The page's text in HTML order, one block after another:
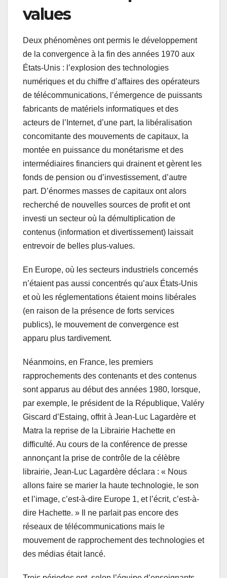
values
Deux phénomènes ont permis le développement
de la convergence à la fin des années 1970 aux
États-Unis : l’explosion des technologies
numériques et du chiffre d’affaires des opérateurs
de télécommunications, l’émergence de puissants
fabricants de matériels informatiques et des
acteurs de l’Internet, d’une part, la libéralisation
concomitante des mouvements de capitaux, la
montée en puissance du monétarisme et des
intermédiaires financiers qui drainent et gèrent les
fonds de pension ou d’investissement, d’autre
part. D’énormes masses de capitaux ont alors
recherché de nouvelles sources de profit et ont
investi un secteur où la démultiplication de
contenus (information et divertissement) laissait
entrevoir de belles plus-values.
En Europe, où les secteurs industriels concernés
n’étaient pas aussi concentrés qu’aux États-Unis
et où les réglementations étaient moins libérales
(en raison de la présence de forts services
publics), le mouvement de convergence est
apparu plus tardivement.
Néanmoins, en France, les premiers
rapprochements des contenants et des contenus
sont apparus au début des années 1980, lorsque,
par exemple, le président de la République, Valéry
Giscard d’Estaing, offrit à Jean-Luc Lagardère et
Matra la reprise de la Librairie Hachette en
difficulté. Au cours de la conférence de presse
annonçant la prise de contrôle de la célèbre
librairie, Jean-Luc Lagardère déclara : « Nous
allons faire se marier la haute technologie, le son
et l’image, c’est-à-dire Europe 1, et l’écrit, c’est-à-
dire Hachette. » Il ne parlait pas encore des
réseaux de télécommunications mais le
mouvement de rapprochement des technologies et
des médias était lancé.